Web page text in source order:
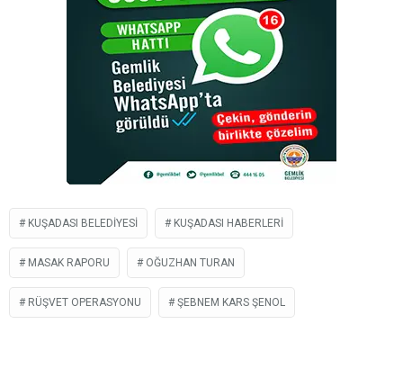
KUŞADASI BELEDIYESI KUŞADASI HABERLERI
MASAK RAPORU OĞUZHAN TURAN
RÜŞVET OPERASYONU ŞEBNEM KARS ŞENOL